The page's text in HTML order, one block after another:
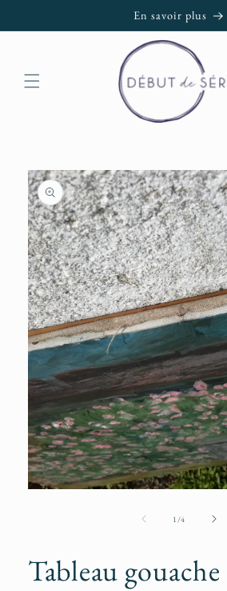
En savoir plus
Passer aux
informations
produits
fenêtre
modale
1/de
4
Tableau